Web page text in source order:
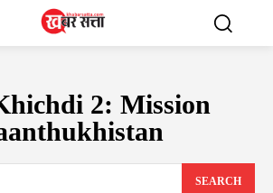
2: Mission
SEARCH